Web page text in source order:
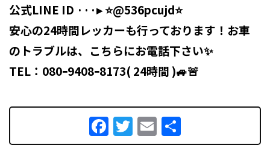
公式LINE ID ···▸ ⭐️@536pcujd⭐️ ⁡
安心の24時間レッカーも行っております！ お車
のトラブルは、こちらにお電話下さい✨
TEL：080ｰ9408ｰ8173( 24時間 )🚙🚨
Facebook
Twitter
Email
有